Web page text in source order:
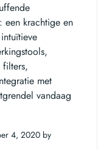
een krachtige en
filters,
met
vandaag
4, 2020 by